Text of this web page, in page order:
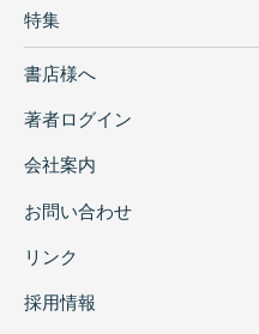
特集
書店様へ
著者ログイン
会社案内
お問い合わせ
リンク
採用情報